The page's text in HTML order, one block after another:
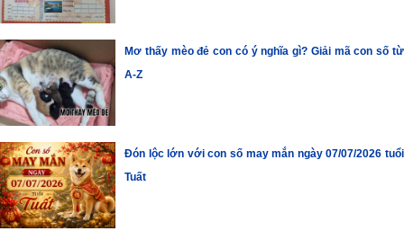
Mơ thấy mèo đẻ con có ý nghĩa gì? Giải mã con số từ
A-Z
Đón lộc lớn với con số may mắn ngày 07/07/2026 tuổi
Tuất